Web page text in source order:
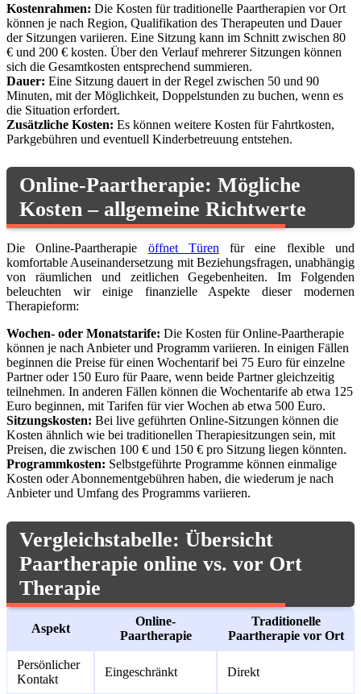
Kostenrahmen: Die Kosten für traditionelle Paartherapien vor Ort
können je nach Region, Qualifikation des Therapeuten und Dauer
der Sitzungen variieren. Eine Sitzung kann im Schnitt zwischen 80
€ und 200 € kosten. Über den Verlauf mehrerer Sitzungen können
sich die Gesamtkosten entsprechend summieren.
Dauer: Eine Sitzung dauert in der Regel zwischen 50 und 90
Minuten, mit der Möglichkeit, Doppelstunden zu buchen, wenn es
die Situation erfordert.
Zusätzliche Kosten: Es können weitere Kosten für Fahrtkosten,
Parkgebühren und eventuell Kinderbetreuung entstehen.
Online-Paartherapie: Mögliche
Kosten – allgemeine Richtwerte
Die Online-Paartherapie öffnet Türen für eine flexible und
komfortable Auseinandersetzung mit Beziehungsfragen, unabhängig
von räumlichen und zeitlichen Gegebenheiten. Im Folgenden
beleuchten wir einige finanzielle Aspekte dieser modernen
Therapieform:
Wochen- oder Monatstarife: Die Kosten für Online-Paartherapie
können je nach Anbieter und Programm variieren. In einigen Fällen
beginnen die Preise für einen Wochentarif bei 75 Euro für einzelne
Partner oder 150 Euro für Paare, wenn beide Partner gleichzeitig
teilnehmen​. In anderen Fällen können die Wochentarife ab etwa 125
Euro beginnen, mit Tarifen für vier Wochen ab etwa 500 Euro​.
Sitzungskosten: Bei live geführten Online-Sitzungen können die
Kosten ähnlich wie bei traditionellen Therapiesitzungen sein, mit
Preisen, die zwischen 100 € und 150 € pro Sitzung liegen könnten.
Programmkosten: Selbstgeführte Programme können einmalige
Kosten oder Abonnementgebühren haben, die wiederum je nach
Anbieter und Umfang des Programms variieren.
Vergleichstabelle: Übersicht
Paartherapie online vs. vor Ort
Therapie
Aspekt
Online-
Paartherapie
Traditionelle
Paartherapie vor Ort
Persönlicher
Kontakt
Eingeschränkt Direkt